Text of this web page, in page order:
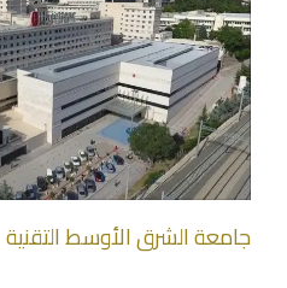
جامعة الشرق الأوسط التقنية